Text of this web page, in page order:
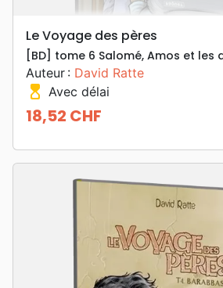
Le Voyage des pères
[BD] tome 6 Salomé, Amos et les
Auteur : David Ratte
hourglass_top Avec délai
Prix
18,52 CHF